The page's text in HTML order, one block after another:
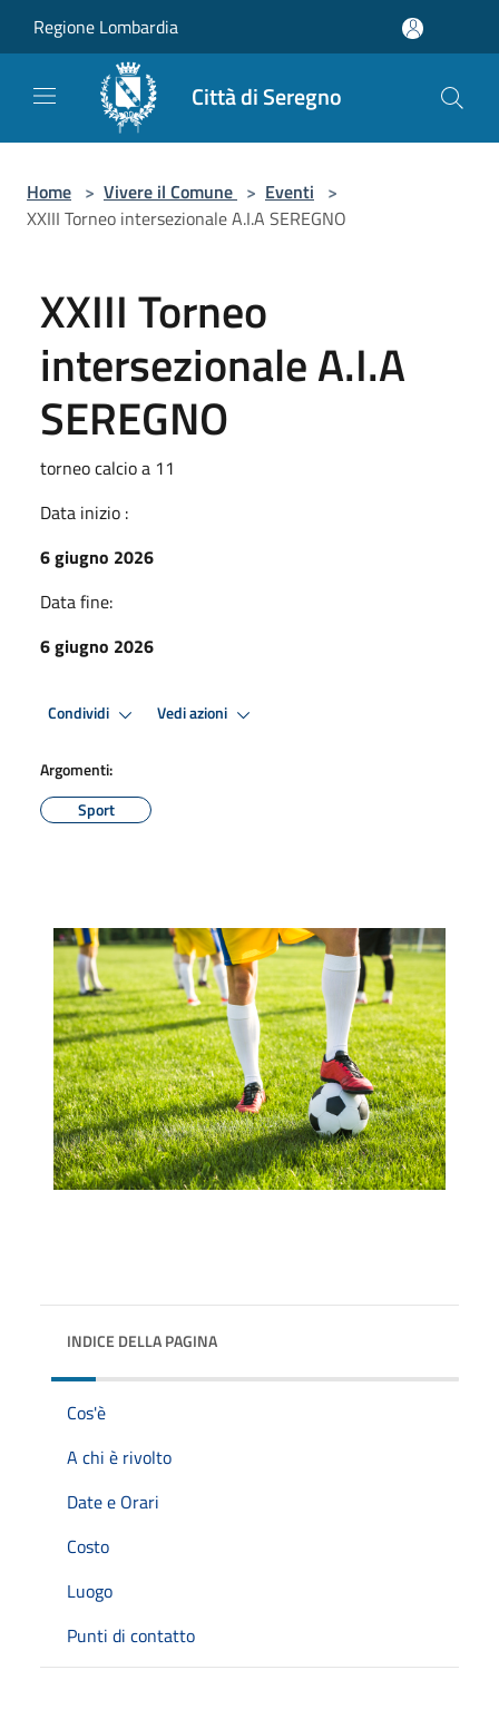
Regione Lombardia
Città di Seregno
Home > Vivere il Comune > Eventi >
XXIII Torneo intersezionale A.I.A SEREGNO
XXIII Torneo
intersezionale A.I.A
SEREGNO
torneo calcio a 11
Data inizio :
6 giugno 2026
Data fine:
6 giugno 2026
Condividi Vedi azioni
Argomenti:
Sport
INDICE DELLA PAGINA
Cos'è
A chi è rivolto
Date e Orari
Costo
Luogo
Punti di contatto